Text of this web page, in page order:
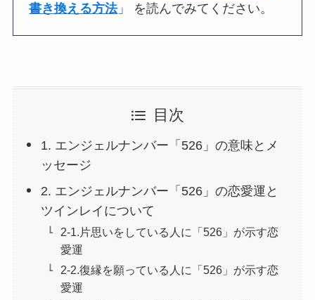
書き換える方法」 を読んでみてください。
目次
1. エンジェルナンバー「526」の意味とメ
ッセージ
2. エンジェルナンバー「526」の恋愛運と
ツインレイについて
2-1.片思いをしている人に「526」が示す恋
愛運
2-2.復縁を願っている人に「526」が示す恋
愛運